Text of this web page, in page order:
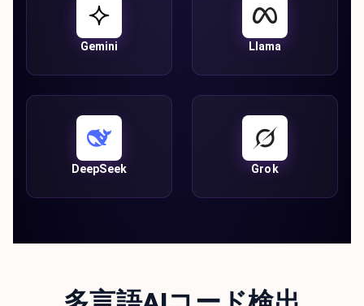
Gemini Llama
DeepSeek Grok